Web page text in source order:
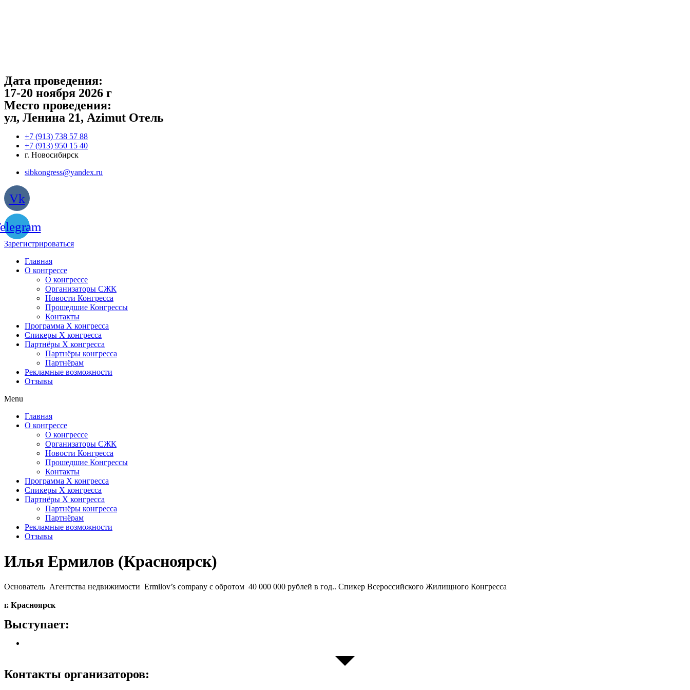
Дата проведения:
17-20 ноября 2026 г
Место проведения:
ул, Ленина 21, Azimut Отель
‎+7 (913) 738 57 88
+7 (913) 950 15 40
г. Новосибирск
sibkongress@yandex.ru
Vk
Зарегистрироваться
Главная
О конгрессе
О конгрессе
Организаторы СЖК
Новости Конгресса
Прошедшие Конгрессы
Контакты
Программа Х конгресса
Спикеры X конгресса
Партнёры X конгресса
Партнёры конгресса
Партнёрам
Рекламные возможности
Отзывы
Menu
Главная
О конгрессе
О конгрессе
Организаторы СЖК
Новости Конгресса
Прошедшие Конгрессы
Контакты
Программа Х конгресса
Спикеры X конгресса
Партнёры X конгресса
Партнёры конгресса
Партнёрам
Рекламные возможности
Отзывы
Илья Ермилов (Красноярск)
Основатель Агентства недвижимости Ermilov’s company с обротом 40 000 000 рублей в год.. Спикер Всероссийского Жилищного Конгресса
г. Красноярск
Выступает:
Контакты организаторов: